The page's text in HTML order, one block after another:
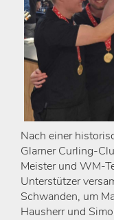
Nach einer
Glarner Curling-
Meister und WM-
Unterstützer
Schwanden, um
Hausherr und